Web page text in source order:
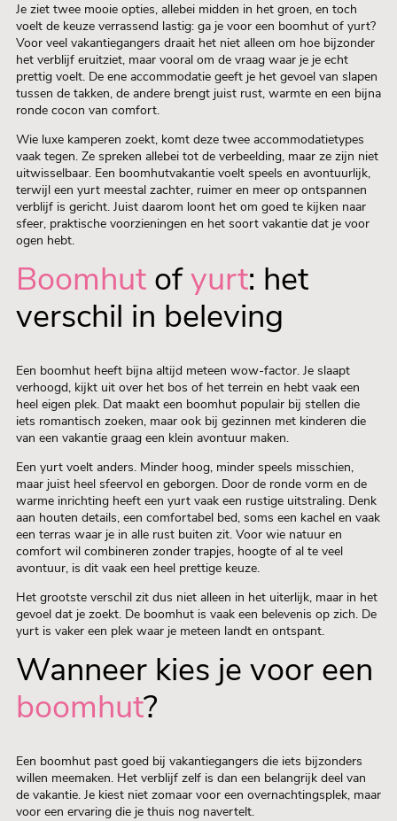
Je ziet twee mooie opties, allebei midden in het groen, en toch
voelt de keuze verrassend lastig: ga je voor een boomhut of yurt?
Voor veel vakantiegangers draait het niet alleen om hoe bijzonder
het verblijf eruitziet, maar vooral om de vraag waar je je echt
prettig voelt. De ene accommodatie geeft je het gevoel van slapen
tussen de takken, de andere brengt juist rust, warmte en een bijna
ronde cocon van comfort.
Wie luxe kamperen zoekt, komt deze twee accommodatietypes
vaak tegen. Ze spreken allebei tot de verbeelding, maar ze zijn niet
uitwisselbaar. Een boomhutvakantie voelt speels en avontuurlijk,
terwijl een yurt meestal zachter, ruimer en meer op ontspannen
verblijf is gericht. Juist daarom loont het om goed te kijken naar
sfeer, praktische voorzieningen en het soort vakantie dat je voor
ogen hebt.
Boomhut ofyurt: het
verschil in beleving
Een boomhut heeft bijna altijd meteen wow-factor. Je slaapt
verhoogd, kijkt uit over het bos of het terrein en hebt vaak een
heel eigen plek. Dat maakt een boomhut populair bij stellen die
iets romantisch zoeken, maar ook bij gezinnen met kinderen die
van een vakantie graag een klein avontuur maken.
Een yurt voelt anders. Minder hoog, minder speels misschien,
maar juist heel sfeervol en geborgen. Door de ronde vorm en de
warme inrichting heeft een yurt vaak een rustige uitstraling. Denk
aan houten details, een comfortabel bed, soms een kachel en vaak
een terras waar je in alle rust buiten zit. Voor wie natuur en
comfort wil combineren zonder trapjes, hoogte of al te veel
avontuur, is dit vaak een heel prettige keuze.
Het grootste verschil zit dus niet alleen in het uiterlijk, maar in het
gevoel dat je zoekt. De boomhut is vaak een belevenis op zich. De
yurt is vaker een plek waar je meteen landt en ontspant.
Wanneer kies je voor een
boomhut?
Een boomhut past goed bij vakantiegangers die iets bijzonders
willen meemaken. Het verblijf zelf is dan een belangrijk deel van
de vakantie. Je kiest niet zomaar voor een overnachtingsplek, maar
voor een ervaring die je thuis nog navertelt.